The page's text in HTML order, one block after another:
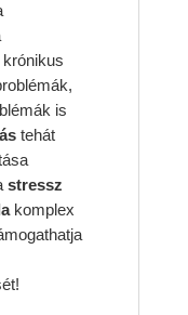
is
tehát
stressz
komplex